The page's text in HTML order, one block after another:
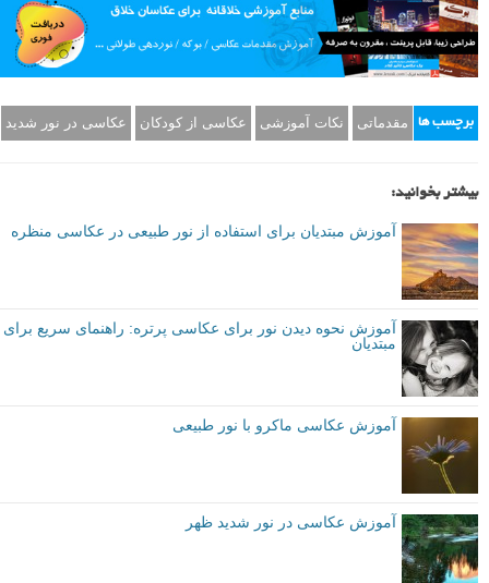
برچسب ها مقدماتی نکات آموزشی عکاسی از کودکان عکاسی در نور شدید
بیشتر بخوانید:
آموزش مبتدیان برای استفاده از نور طبیعی در عکاسی منظره
آموزش نحوه دیدن نور برای عکاسی پرتره: راهنمای سریع برای
مبتدیان
آموزش عکاسی ماکرو با نور طبیعی
آموزش عکاسی در نور شدید ظهر